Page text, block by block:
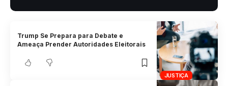
JUSTIÇA
Trump Se Prepara para Debate e
Ameaça Prender Autoridades Eleitorais